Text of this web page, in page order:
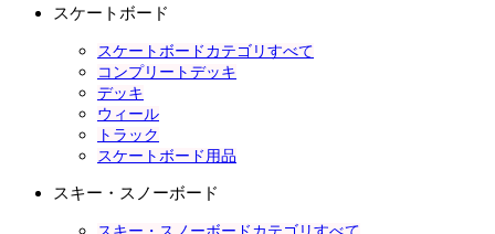
スケートボード
スケートボードカテゴリすべて
コンプリートデッキ
デッキ
ウィール
トラック
スケートボード用品
スキー・スノーボード